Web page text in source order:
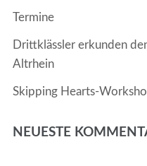
Termine
Drittklässler erkunden
Altrhein
Skipping Hearts-
NEUESTE